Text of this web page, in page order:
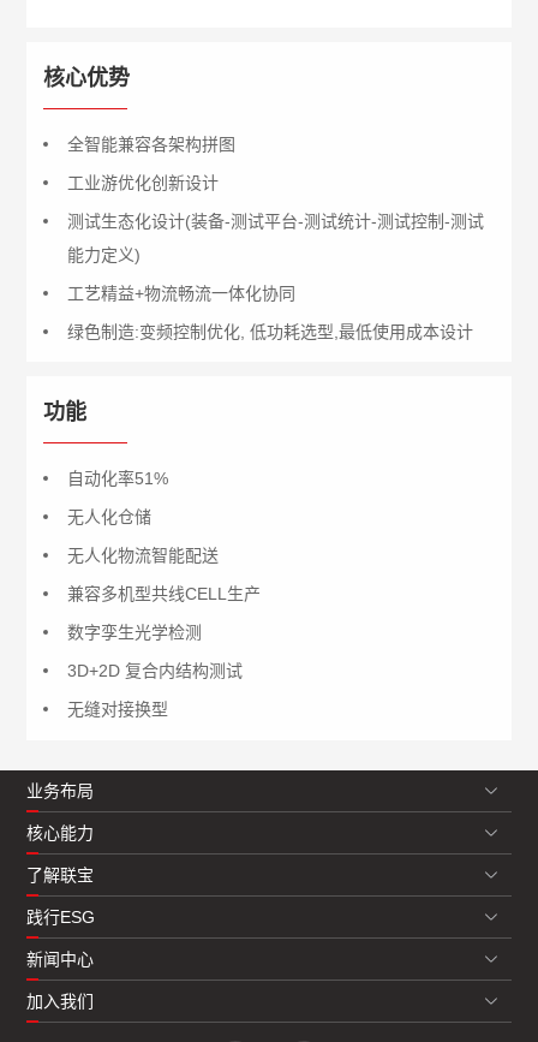
核心优势
全智能兼容各架构拼图
工业游优化创新设计
测试生态化设计(装备-测试平台-测试统计-测试控制-测试
能力定义)
工艺精益+物流畅流一体化协同
绿色制造:变频控制优化, 低功耗选型,最低使用成本设计
功能
自动化率51%
无人化仓储
无人化物流智能配送
兼容多机型共线CELL生产
数字孪生光学检测
3D+2D 复合内结构测试
无缝对接换型
业务布局
核心能力
了解联宝
践行ESG
新闻中心
加入我们